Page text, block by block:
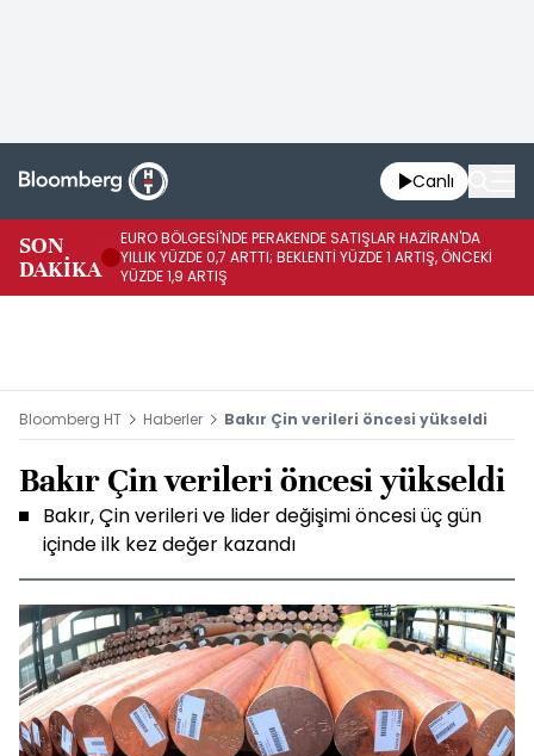
Canlı
SON
DAKİKA
EURO BÖLGESİ'NDE PERAKENDE SATIŞLAR HAZİRAN'DA
YILLIK YÜZDE 0,7 ARTTI; BEKLENTİ YÜZDE 1 ARTIŞ, ÖNCEKİ
YÜZDE 1,9 ARTIŞ
Bloomberg HT Haberler Bakır Çin verileri öncesi yükseldi
Bakır Çin verileri öncesi yükseldi
Bakır, Çin verileri ve lider değişimi öncesi üç gün
içinde ilk kez değer kazandı